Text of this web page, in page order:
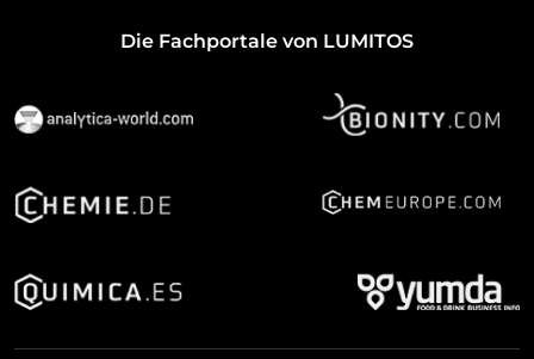
Die Fachportale von LUMITOS